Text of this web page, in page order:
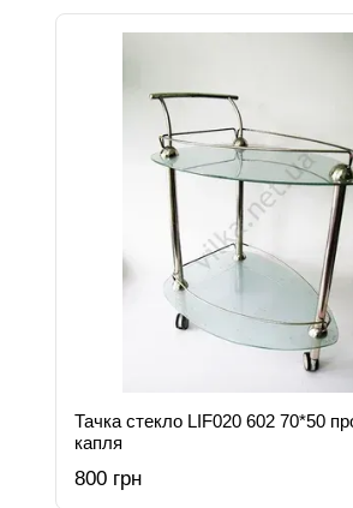
Тачка стекло LIF020 602 70*50
капля
800 грн